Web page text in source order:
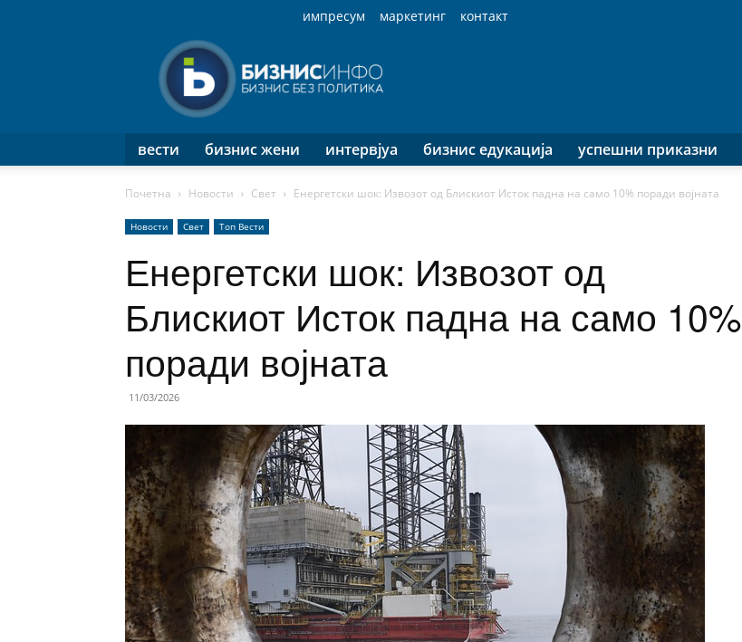
импресум маркетинг
контакт
Инфо
вести бизнис жени интервјуа бизнис едукација успешни приказни
Почетна Новости Свет Енергетски шок: Извозот од Блискиот Исток падна на само 10% поради војната
Новости Свет Топ Вести
Енергетски шок: Извозот од
Блискиот Исток падна на само 10%
поради војната
11/03/2026